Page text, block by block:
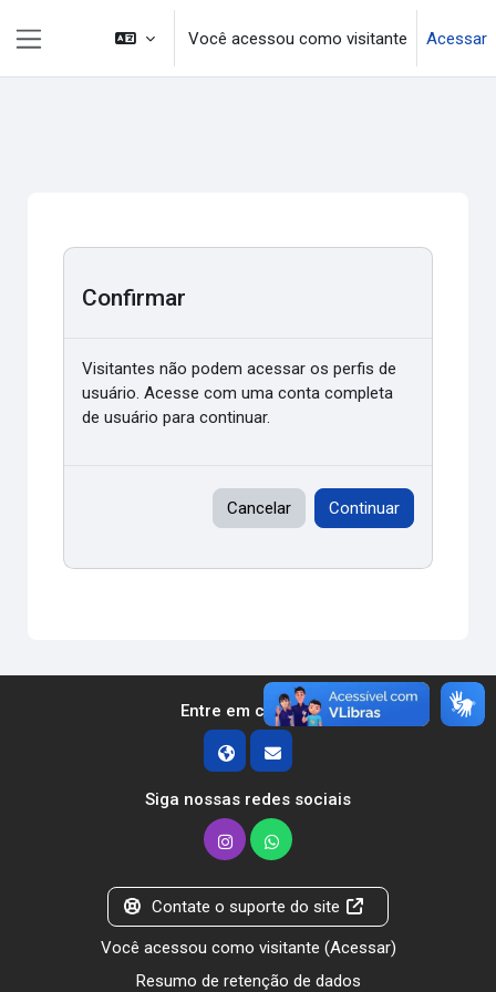
Ir para o conteúdo principal
Você acessou como visitante Acessar
Confirmar
Visitantes não podem acessar os perfis de
usuário. Acesse com uma conta completa
de usuário para continuar.
Cancelar Continuar
Entre em contato
Siga nossas redes sociais
Contate o suporte do site
Você acessou como visitante (Acessar)
Resumo de retenção de dados